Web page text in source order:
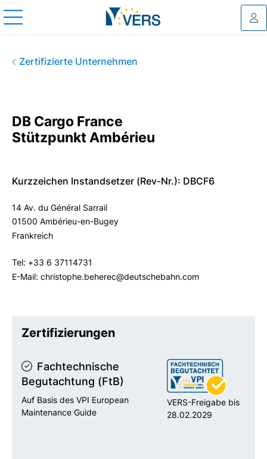
Zertifizierte Unternehmen
DB Cargo France Stützpunkt
DB Cargo France
Stützpunkt Ambérieu
Kurzzeichen Instandsetzer (Rev-Nr.): DBCF6
14 Av. du Général Sarrail
01500 Ambérieu-en-Bugey
Frankreich
Tel: +33 6 37114731
E-Mail: christophe.beherec@deutschebahn.com
Zertifizierungen
Fachtechnische
Begutachtung (FtB)
Auf Basis des VPI European
Maintenance Guide
VERS-Freigabe bis
28.02.2029